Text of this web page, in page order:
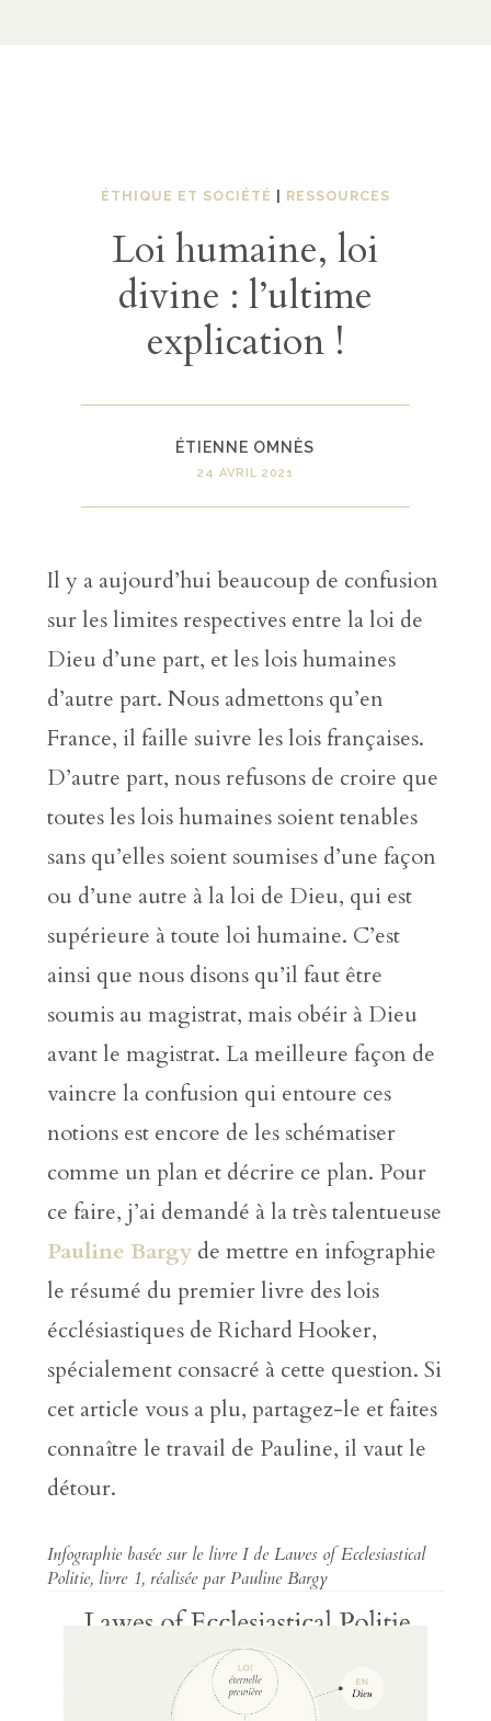
ÉTHIQUE ET SOCIÉTÉ RESSOURCES
Loi humaine, loi
divine : l’ultime
explication !
ÉTIENNE OMNÈS
24 AVRIL 2021
Il y a aujourd’hui beaucoup de confusion
sur les limites respectives entre la loi de
Dieu d’une part, et les lois humaines
d’autre part. Nous admettons qu’en
France, il faille suivre les lois françaises.
D’autre part, nous refusons de croire que
toutes les lois humaines soient tenables
sans qu’elles soient soumises d’une façon
ou d’une autre à la loi de Dieu, qui est
supérieure à toute loi humaine. C’est
ainsi que nous disons qu’il faut être
soumis au magistrat, mais obéir à Dieu
avant le magistrat. La meilleure façon de
vaincre la confusion qui entoure ces
notions est encore de les schématiser
comme un plan et décrire ce plan. Pour
ce faire, j’ai demandé à la très talentueuse
Pauline Bargyde mettre en infographie
le résumé du premier livre des lois
écclésiastiques de Richard Hooker,
spécialement consacré à cette question. Si
cet article vous a plu, partagez-le et faites
connaître le travail de Pauline, il vaut le
détour.
Infographie basée sur le livre I deLawes of Ecclesiastical
Politie, livre 1, réalisée par Pauline Bargy